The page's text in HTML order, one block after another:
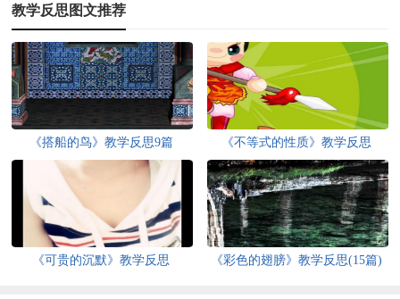
教学反思图文推荐
《搭船的鸟》教学反思9篇 《不等式的性质》教学反思
《可贵的沉默》教学反思 《彩色的翅膀》教学反思(15篇)